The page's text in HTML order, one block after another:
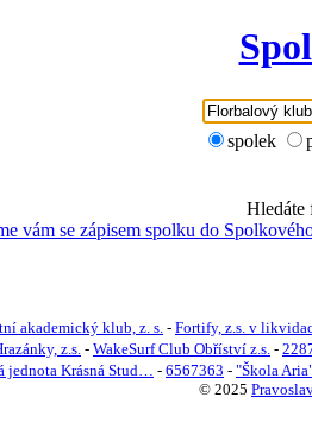
spolek
Hledáte
akademický klub, z. s.- Fortify, z.s. v
z.s. - WakeSurf Club Obříství z.s. -
jednota Krásná Stud… - 6567363 - "Škola
© 2025